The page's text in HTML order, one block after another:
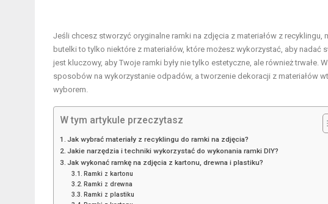
Jeśli chcesz stworzyć oryginalne ramki na zdjęcia z materiałów z
butelki to tylko niektóre z materiałów, które możesz wykorzystać, aby
jest kluczowy, aby Twoje ramki były nie tylko estetyczne, ale również
sposobów na wykorzystanie odpadów, a tworzenie dekoracji z materiałów
wyborem.
W tym artykule przeczytasz
Jak wybrać materiały z recyklingu do ramki na zdjęcia?
Jakie narzędzia i techniki wykorzystać do wykonania ramki DIY?
Jak wykonać ramkę na zdjęcia z kartonu, drewna i plastiku?
Ramki z kartonu
Ramki z drewna
Ramki z plastiku